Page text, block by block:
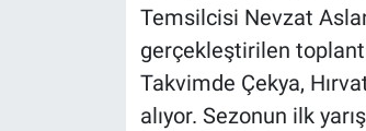
Temsilcisi Nevzat
gerçekleştirilen
Takvimde Çekya,
alıyor. Sezonun ilk